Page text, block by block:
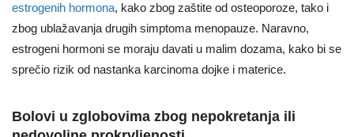
estrogenih hormona, kako zbog zaštite od osteoporoze, tako i
zbog ublažavanja drugih simptoma menopauze. Naravno,
estrogeni hormoni se moraju davati u malim dozama, kako bi se
sprečio rizik od nastanka karcinoma dojke i materice.
Bolovi u zglobovima zbog nepokretanja ili